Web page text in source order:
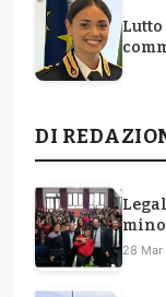
DI
28